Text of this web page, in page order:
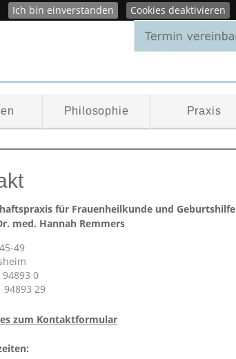
Ich bin einverstanden Cookies deaktivieren
Philosophie Praxis
für Frauenheilkunde und Geburtshilfe
med. Hannah Remmers
49
94893 0
94893 29
zum Kontaktformular